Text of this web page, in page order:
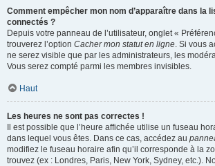
Comment empêcher mon nom d’apparaître dans la
connectés ?
Depuis votre panneau de l’utilisateur, onglet «
trouverez l’option Cacher mon statut en ligne. Si vous
ne serez visible que par les administrateurs, les
Vous serez compté parmi les membres invisibles.
Haut
Les heures ne sont pas correctes !
Il est possible que l’heure affichée utilise un fuseau
dans lequel vous êtes. Dans ce cas, accédez au
modifiez le fuseau horaire afin qu’il corresponde à la
trouvez (ex : Londres, Paris, New York, Sydney, etc.).